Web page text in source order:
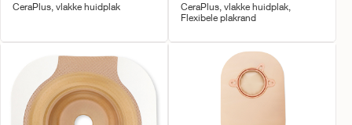
CeraPlus, vlakke huidplak
CeraPlus, vlakke huidplak,
Flexibele plakrand